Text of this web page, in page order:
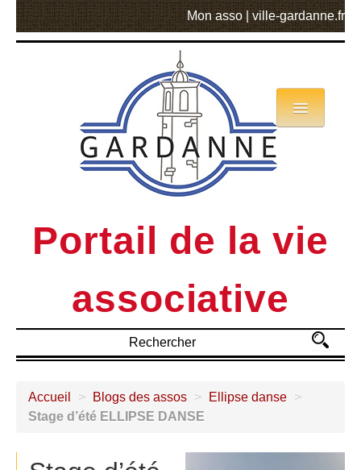
Mon asso ville-gardanne.fr
Portail de la vie
associative
Annuaire
Actualités
MVA
Accueil > Blogs des assos > Ellipse danse >
Stage d’été ELLIPSE DANSE